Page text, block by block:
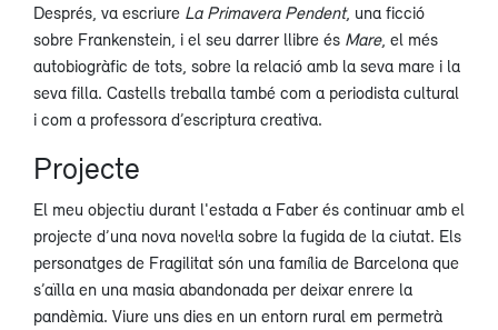
Després, va escriure La Primavera Pendent, una ficció
sobre Frankenstein, i el seu darrer llibre és Mare, el més
autobiogràfic de tots, sobre la relació amb la seva mare i la
seva filla. Castells treballa també com a periodista cultural
i com a professora d’escriptura creativa.
Projecte
El meu objectiu durant l'estada a Faber és continuar amb el
projecte d’una nova novel·la sobre la fugida de la ciutat. Els
personatges de Fragilitat són una família de Barcelona que
s’aïlla en una masia abandonada per deixar enrere la
pandèmia. Viure uns dies en un entorn rural em permetrà